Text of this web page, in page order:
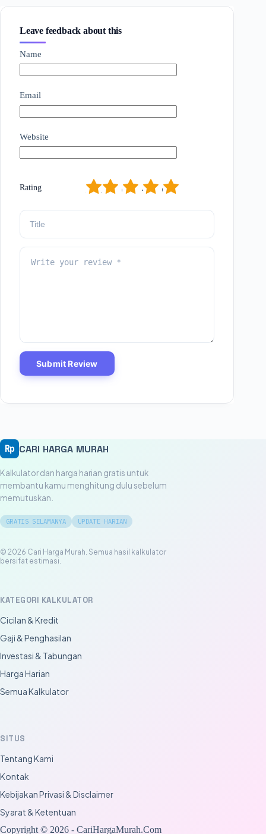
Leave feedback about this
Name
Email
Website
Rating 5
4
3
2
Submit Review
Rp CARI HARGA MURAH
Kalkulator dan harga harian gratis untuk
membantu kamu menghitung dulu sebelum
memutuskan.
GRATIS SELAMANYA UPDATE HARIAN
© 2026 Cari Harga Murah. Semua hasil kalkulator
bersifat estimasi.
KATEGORI KALKULATOR
Cicilan & Kredit
Gaji & Penghasilan
Investasi & Tabungan
Harga Harian
Semua Kalkulator
SITUS
Tentang Kami
Kontak
Kebijakan Privasi & Disclaimer
Syarat & Ketentuan
Copyright © 2026 - CariHargaMurah.Com